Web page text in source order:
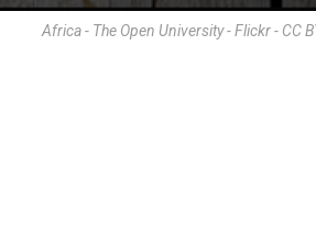
Africa - The Open University - Flickr - CC